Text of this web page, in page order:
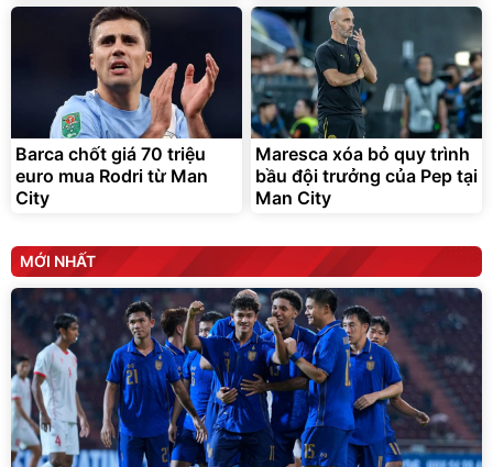
Barca chốt giá 70 triệu
euro mua Rodri từ Man
City
Maresca xóa bỏ quy trình
bầu đội trưởng của Pep tại
Man City
MỚI NHẤT